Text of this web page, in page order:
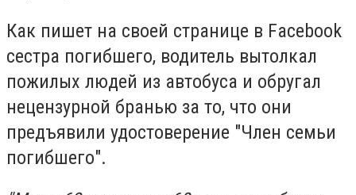
Как пишет на своей странице в Facebook
сестра погибшего, водитель вытолкал
пожилых людей из автобуса и обругал
нецензурной бранью за то, что они
предъявили удостоверение "Член семьи
погибшего".